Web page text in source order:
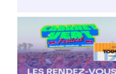
EN SAVOIR PLUS